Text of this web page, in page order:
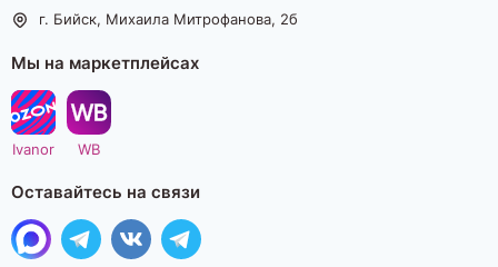
г. Бийск, Михаила Митрофанова, 2б
Мы на маркетплейсах
Ivanor WB
Оставайтесь на связи